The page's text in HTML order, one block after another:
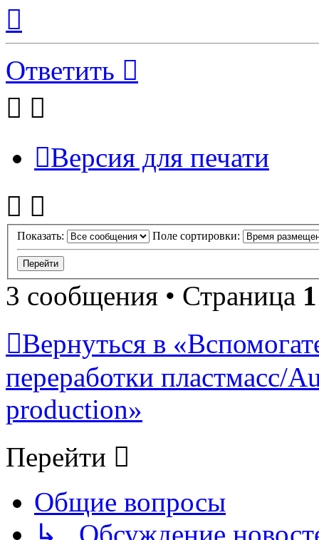
началу
Ответить
Версия для печати
Показать: Поле сортировки:
3 сообщения • Страница 1
Вернуться в
переработки пластмасс/
production»
Перейти
Общие вопросы
↳ Обсуждение